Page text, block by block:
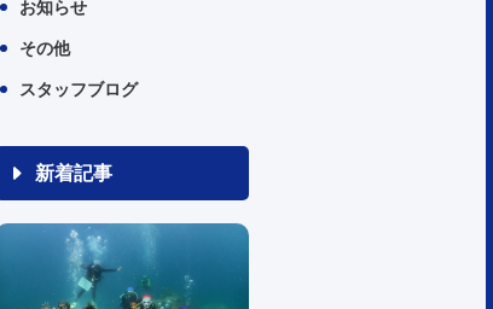
お知らせ
その他
スタッフブログ
新着記事